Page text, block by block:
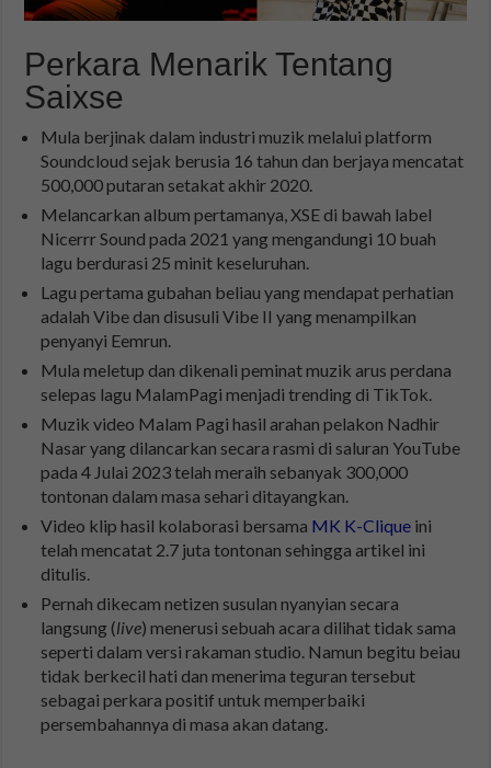
Perkara Menarik Tentang
Saixse
Mula berjinak dalam industri muzik melalui platform
Soundcloud sejak berusia 16 tahun dan berjaya mencatat
500,000 putaran setakat akhir 2020.
Melancarkan album pertamanya, XSE di bawah label
Nicerrr Sound pada 2021 yang mengandungi 10 buah
lagu berdurasi 25 minit keseluruhan.
Lagu pertama gubahan beliau yang mendapat perhatian
adalah Vibe dan disusuli Vibe II yang menampilkan
penyanyi Eemrun.
Mula meletup dan dikenali peminat muzik arus perdana
selepas lagu MalamPagi menjadi trending di TikTok.
Muzik video Malam Pagi hasil arahan pelakon Nadhir
Nasar yang dilancarkan secara rasmi di saluran YouTube
pada 4 Julai 2023 telah meraih sebanyak 300,000
tontonan dalam masa sehari ditayangkan.
Video klip hasil kolaborasi bersama MK K-Clique ini
telah mencatat 2.7 juta tontonan sehingga artikel ini
ditulis.
Pernah dikecam netizen susulan nyanyian secara
langsung (live) menerusi sebuah acara dilihat tidak sama
seperti dalam versi rakaman studio. Namun begitu beiau
tidak berkecil hati dan menerima teguran tersebut
sebagai perkara positif untuk memperbaiki
persembahannya di masa akan datang.